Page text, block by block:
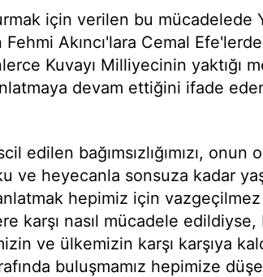
için verilen bu mücadelede
Akıncı'lara Cemal
Kuvayı Milliyecinin yaktığı
devam ettiğini ifade
edilen bağımsızlığımızı, onun
ve heyecanla sonsuza kadar
hepimiz için
karşı nasıl mücadele edildiyse,
ve ülkemizin karşı karşıya
buluşmamız hepimize